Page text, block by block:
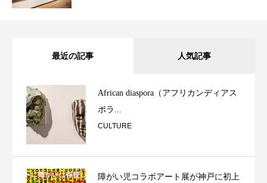
最近の記事 人気記事
African diaspora（アフリカンディアス
ポラ...
CULTURE
障がい児コラボアート展が神戸に初上